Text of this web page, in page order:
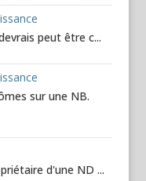
peut être c...
sur une NB.
d'une ND ...